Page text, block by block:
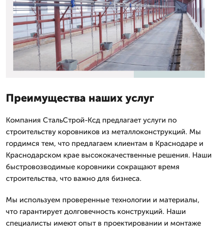
Преимущества наших услуг
Компания СтальСтрой-Ксд предлагает услуги по
строительству коровников из металлоконструкций. Мы
гордимся тем, что предлагаем клиентам в Краснодаре и
Краснодарском крае высококачественные решения. Наши
быстровозводимые коровники сокращают время
строительства, что важно для бизнеса.
Мы используем проверенные технологии и материалы,
что гарантирует долговечность конструкций. Наши
специалисты имеют опыт в проектировании и монтаже